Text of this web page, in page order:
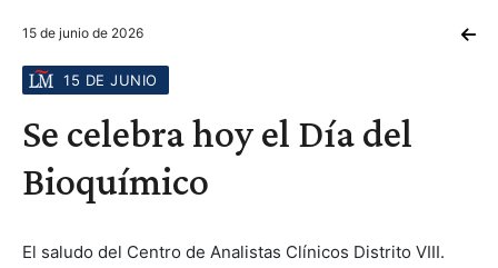
15 de junio de 2026
15 DE JUNIO
Se celebra hoy el Día del
Bioquímico
El saludo del Centro de Analistas Clínicos Distrito VIII.